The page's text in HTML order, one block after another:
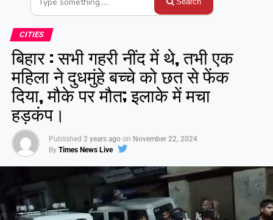
CITIES
बिहार : सभी गहरी नींद में थे, तभी एक
महिला ने दुधमुंहे बच्चे को छत से फेंक
दिया, मौके पर मौत; इलाके में मचा
हड़कंप।
Published 2 years ago on November 22, 2024
By Times News Live